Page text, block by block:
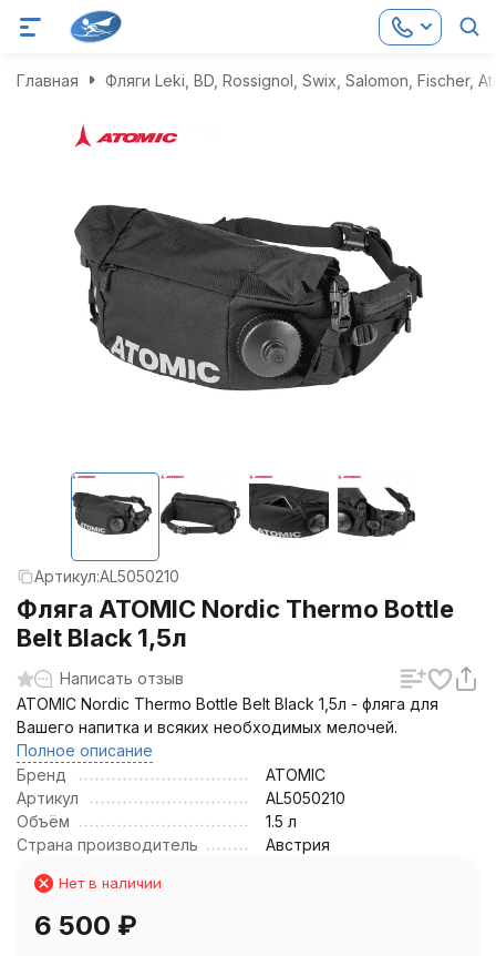
Главная Фляги Leki, BD, Rossignol, Swix, Salomon, Fischer,
Артикул:AL5050210
Фляга ATOMIC Nordic Thermo Bottle
Belt Black 1,5л
Написать отзыв
ATOMIC Nordic Thermo Bottle Belt Black 1,5л - фляга для
Вашего напитка и всяких необходимых мелочей.
Полное описание
Бренд
ATOMIC
Артикул
AL5050210
Объём
1.5 л
Страна производитель
Австрия
Нет в наличии
6 500 ₽